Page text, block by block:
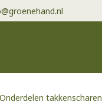
Onderdelen takkenscharen